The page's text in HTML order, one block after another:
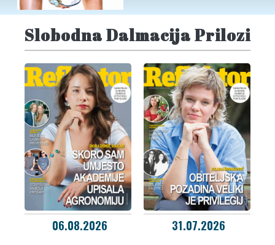
Slobodna Dalmacija Prilozi
06.08.2026 31.07.2026